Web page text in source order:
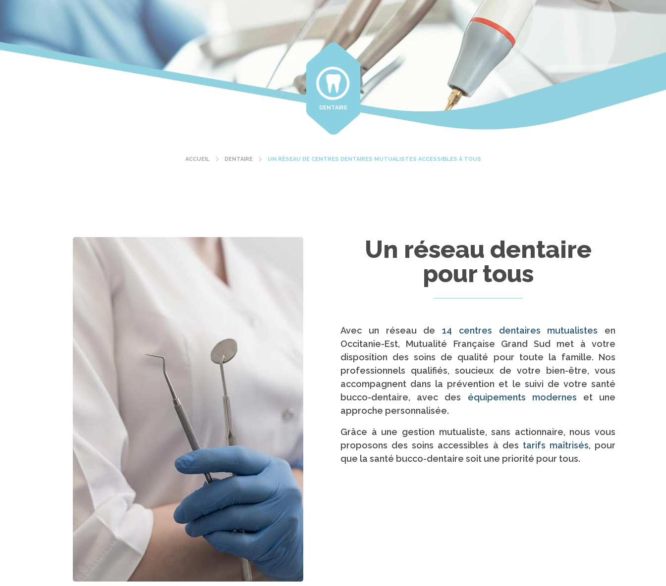
DENTAIRE
Fil
ACCUEIL DENTAIRE UN RÉSEAU DE CENTRES DENTAIRES MUTUALISTES ACCESSIBLES À TOUS
Un réseau dentaire
pour tous
Avec un réseau de 14 centres dentaires mutualistes en
Occitanie-Est, Mutualité Française Grand Sud met à votre
disposition des soins de qualité pour toute la famille. Nos
professionnels qualifiés, soucieux de votre bien-être, vous
accompagnent dans la prévention et le suivi de votre santé
bucco-dentaire, avec des équipements modernes et une
approche personnalisée.
Grâce à une gestion mutualiste, sans actionnaire, nous vous
proposons des soins accessibles à des tarifs maîtrisés, pour
que la santé bucco-dentaire soit une priorité pour tous.